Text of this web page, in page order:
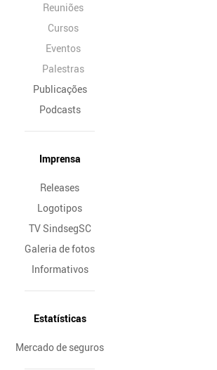
Reuniões
Cursos
Eventos
Palestras
Publicações
Podcasts
Imprensa
Releases
Logotipos
TV SindsegSC
Galeria de fotos
Informativos
Estatísticas
Mercado de seguros